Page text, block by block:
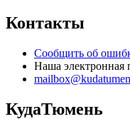
Контакты
Сообщить об
Наша электронная
КудаТюмень